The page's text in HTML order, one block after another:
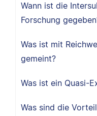
Wann ist die
Forschung
Was ist mit
gemeint?
Was ist ein Quasi-
Was sind die